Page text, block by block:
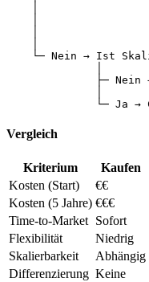
│
│
└─ Nein → Ist
├─ Nein
Vergleich
Kriterium Kaufen
Kosten (Start)
€€
Kosten (5 Jahre) €€€
Time-to-Market Sofort
Flexibilität
Niedrig
Skalierbarkeit
Abhängig
Differenzierung Keine